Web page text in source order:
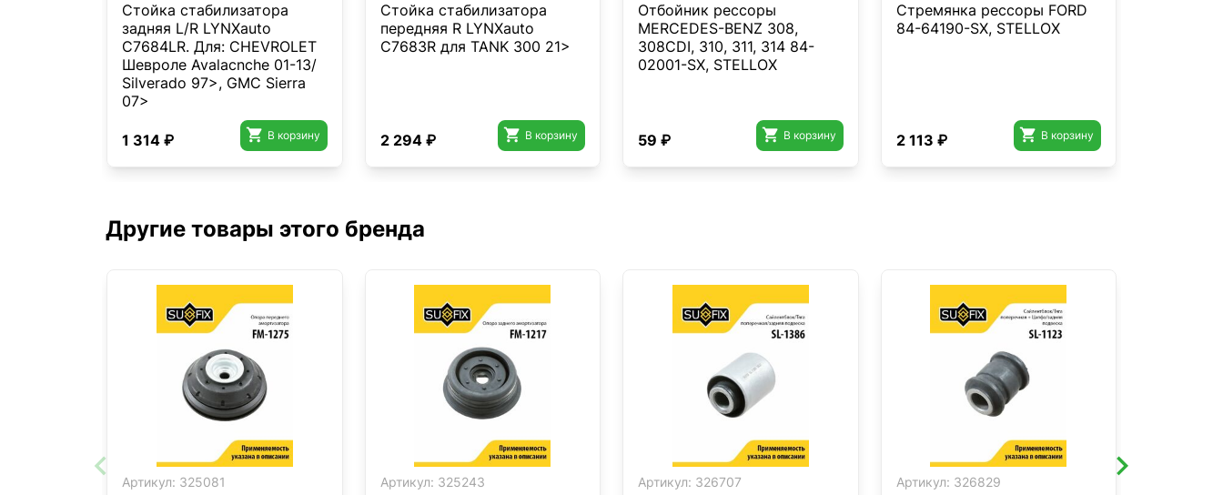
Стойка стабилизатора
задняя L/R LYNXauto
C7684LR. Для: CHEVROLET
Шевроле Avalacnche 01-13/
Silverado 97>, GMC Sierra
07>
1 314 ₽  В корзину
Стойка стабилизатора
передняя R LYNXauto
C7683R для TANK 300 21>
2 294 ₽  В корзину
Отбойник рессоры
MERCEDES-BENZ 308,
308CDI, 310, 311, 314 84-
02001-SX, STELLOX
59 ₽  В корзину
Стремянка рессоры FORD
84-64190-SX, STELLOX
2 113 ₽  В корзину
Другие товары этого бренда
Артикул: 325081 Артикул: 325243 Артикул: 326707 Артикул: 326829